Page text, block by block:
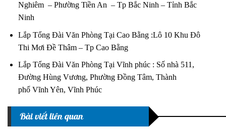
Nghiêm – Phường Tiền An – Tp Bắc Ninh – Tỉnh Bắc
Ninh
Lắp Tổng Đài Văn Phòng Tại Cao Bằng :Lô 10 Khu Đô
Thi Mơi Đề Thâm – Tp Cao Bằng
Lắp Tổng Đài Văn Phòng Tại Vĩnh phúc : Số nhà 511,
Đường Hùng Vương, Phường Đồng Tâm, Thành
phố Vĩnh Yên, Vĩnh Phúc
Bài viết liên quan